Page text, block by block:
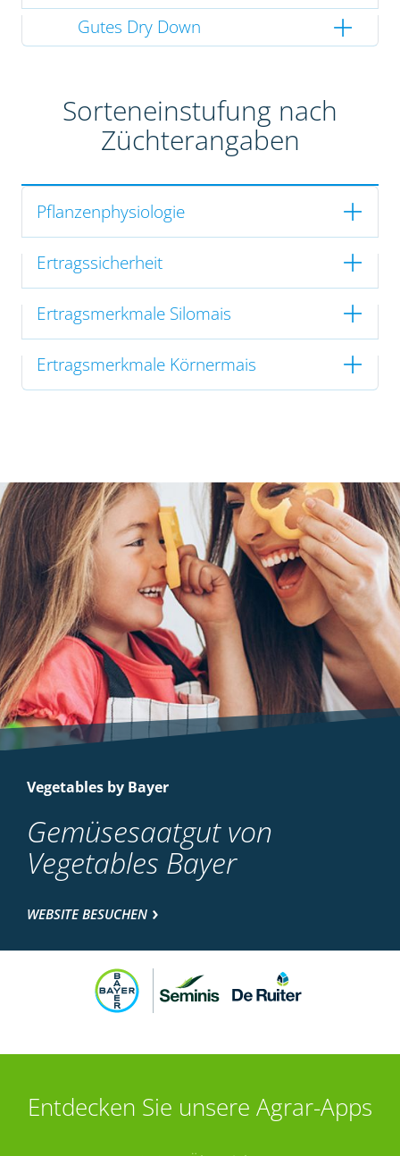
Gutes Dry Down
Sorteneinstufung nach
Züchterangaben
Pflanzenphysiologie
Ertragssicherheit
Ertragsmerkmale Silomais
Ertragsmerkmale Körnermais
Vegetables by Bayer
Gemüsesaatgut von
Vegetables Bayer
WEBSITE BESUCHEN
Entdecken Sie unsere Agrar-Apps